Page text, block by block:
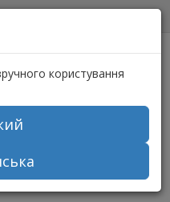
64-04
64-04
користування